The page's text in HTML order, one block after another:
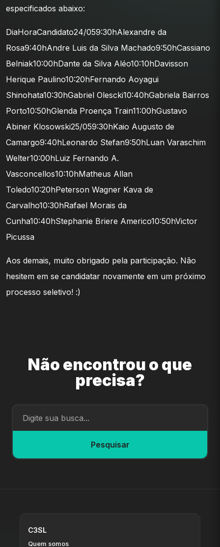
especificados abaixo:
DiaHoraCandidato24/059:30hAlexandre da
Rosa9:40hAndre Luis da Silva Machado9:50hCassiano
Belniak10:00hDante da Silva Aléo10:10hDavisson
Herique Paulino10:20hFernando Aoyagui
Shinohata10:30hGabriel Olescki10:40hGabriela Bairros
Porto10:50hGlenda Proença Train11:00hGustavo
Abiner Klosowski25/059:30hKaio Augusto de
Camargo9:40hLeonardo Stefan9:50hLuan Varaschim
Welter10:00hLuiz Fernando A.
Vasconcellos10:10hMatheus Allan
Toledo10:20hPeterson Wagner Kava de
Carvalho10:30hRafael Morais da
Cunha10:40hStephanie Briere Americo10:50hVictor
Picussa
Aos demais, muito obrigado pela participação. Não
hesitem em se candidatar novamente em um próximo
processo seletivo! :)
Não encontrou o que
precisa?
Pesquisar
C3SL
Quem somos